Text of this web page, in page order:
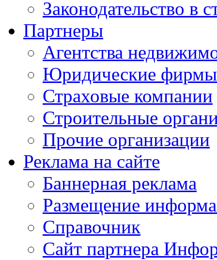
Законодательство в
Партнеры
Агентства
Юридические фирмы
Страховые компании
Строительные
Прочие организации
Реклама на сайте
Баннерная реклама
Размещение
Справочник
Сайт партнера